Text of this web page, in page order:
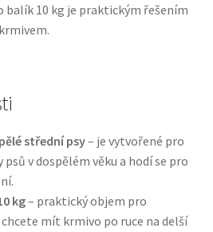
psy — Italské krmivo s
kvalita a přirozené složení
balík 10 kg je praktickým řešením
střední psy– je vytvořené pro
v dospělém věku a hodí se pro
kg– praktický objem pro
mít krmivo po ruce na delší